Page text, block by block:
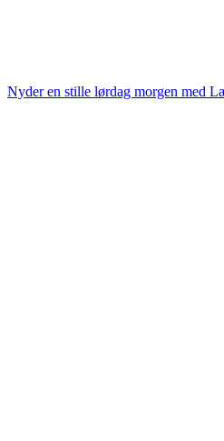
Nyder en stille lørdag morgen med